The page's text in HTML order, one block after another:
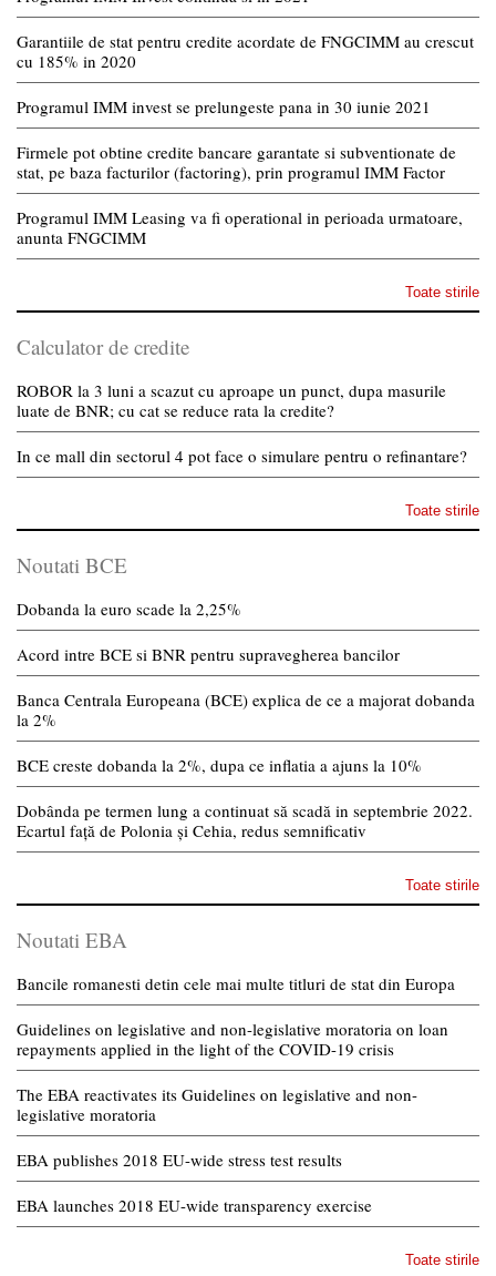
Garantiile de stat pentru credite acordate de FNGCIMM au crescut
cu 185% in 2020
Programul IMM invest se prelungeste pana in 30 iunie 2021
Firmele pot obtine credite bancare garantate si subventionate de
stat, pe baza facturilor (factoring), prin programul IMM Factor
Programul IMM Leasing va fi operational in perioada urmatoare,
anunta FNGCIMM
Toate stirile
Calculator de credite
ROBOR la 3 luni a scazut cu aproape un punct, dupa masurile
luate de BNR; cu cat se reduce rata la credite?
In ce mall din sectorul 4 pot face o simulare pentru o refinantare?
Toate stirile
Noutati BCE
Dobanda la euro scade la 2,25%
Acord intre BCE si BNR pentru supravegherea bancilor
Banca Centrala Europeana (BCE) explica de ce a majorat dobanda
la 2%
BCE creste dobanda la 2%, dupa ce inflatia a ajuns la 10%
Dobânda pe termen lung a continuat să scadă in septembrie 2022.
Ecartul față de Polonia și Cehia, redus semnificativ
Toate stirile
Noutati EBA
Bancile romanesti detin cele mai multe titluri de stat din Europa
Guidelines on legislative and non-legislative moratoria on loan
repayments applied in the light of the COVID-19 crisis
The EBA reactivates its Guidelines on legislative and non-
legislative moratoria
EBA publishes 2018 EU-wide stress test results
EBA launches 2018 EU-wide transparency exercise
Toate stirile